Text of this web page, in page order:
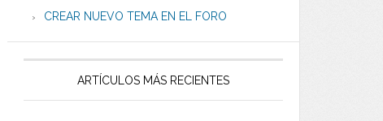
CREAR NUEVO TEMA EN EL FORO
ARTÍCULOS MÁS RECIENTES